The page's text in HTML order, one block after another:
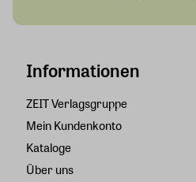
Informationen
ZEIT Verlagsgruppe
Mein Kundenkonto
Kataloge
Über uns